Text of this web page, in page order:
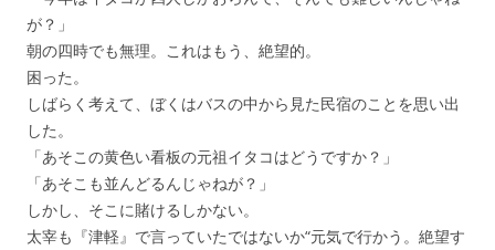
が？」
朝の四時でも無理。これはもう、絶望的。
困った。
しばらく考えて、ぼくはバスの中から見た民宿のことを思い出
した。
「あそこの黄色い看板の元祖イタコはどうですか？」
「あそこも並んどるんじゃねが？」
しかし、そこに賭けるしかない。
太宰も『津軽』で言っていたではないか“元気で行かう。絶望す